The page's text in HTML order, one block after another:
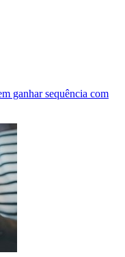
ganhar sequência com